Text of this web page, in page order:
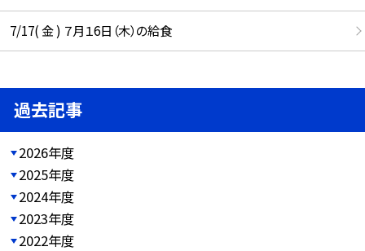
7/17( 金 ) ７月１6日（木）の給食
過去記事
2026年度
2025年度
2024年度
2023年度
2022年度